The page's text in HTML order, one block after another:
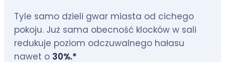
Tyle samo dzieli gwar miasta od cichego
pokoju. Już sama obecność klocków w sali
redukuje poziom odczuwalnego hałasu
nawet o 30%.*